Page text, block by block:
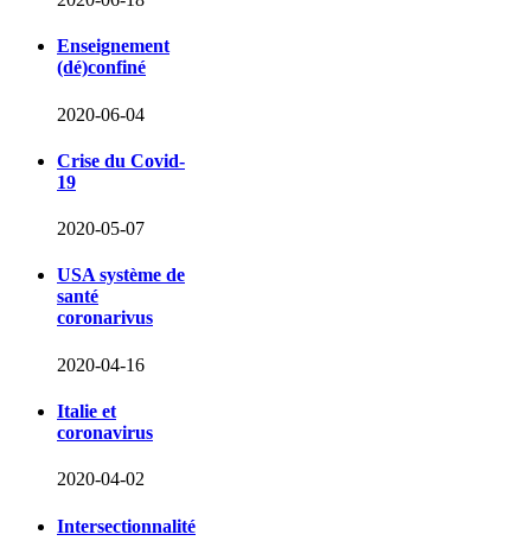
Enseignement
(dé)confiné
2020-06-04
Crise du Covid-
19
2020-05-07
USA système de
santé
coronarivus
2020-04-16
Italie et
coronavirus
2020-04-02
Intersectionnalité